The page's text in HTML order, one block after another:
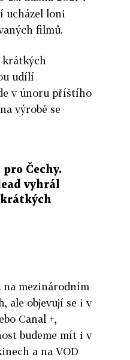
ucházel loni
filmů.
krátkých
udílí
v únoru příštího
výrobě se
Čechy.
vyhrál
na mezinárodním
ale objevují se i v
Canal +,
budeme mít i v
a na VOD